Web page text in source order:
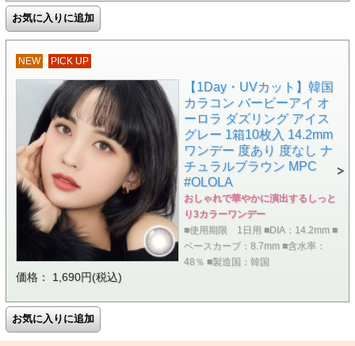
NEW PICK UP
【1Day・UVカット】韓国
カラコン バービーアイ オ
ーロラ ダズリング アイス
グレー 1箱10枚入 14.2mm
ワンデー 度あり 度なし ナ
チュラルブラウン MPC
#OLOLA
おしゃれで華やかに演出するしっと
り3カラーワンデー
■使用期限 1日用 ■DIA：14.2mm ■
ベースカーブ：8.7mm ■含水率：
48％ ■製造国：韓国
価格： 1,690円(税込)